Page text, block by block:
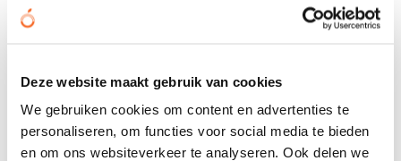
Deze website maakt gebruik van cookies
We gebruiken cookies om content en advertenties te
personaliseren, om functies voor social media te bieden
en om ons websiteverkeer te analyseren. Ook delen we